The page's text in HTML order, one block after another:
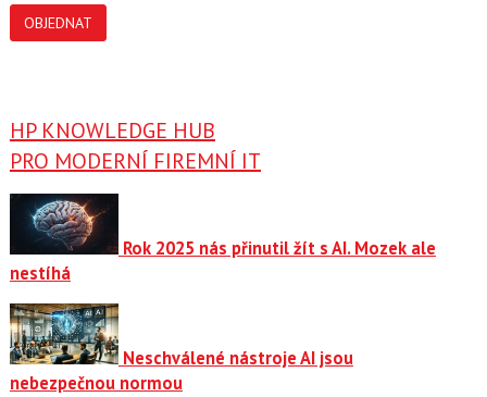
OBJEDNAT
HP KNOWLEDGE HUB
PRO MODERNÍ FIREMNÍ IT
Rok 2025 nás přinutil žít s AI. Mozek ale
nestíhá
Neschválené nástroje AI jsou
nebezpečnou normou